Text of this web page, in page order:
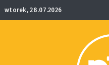
wtorek, 28.07.2026